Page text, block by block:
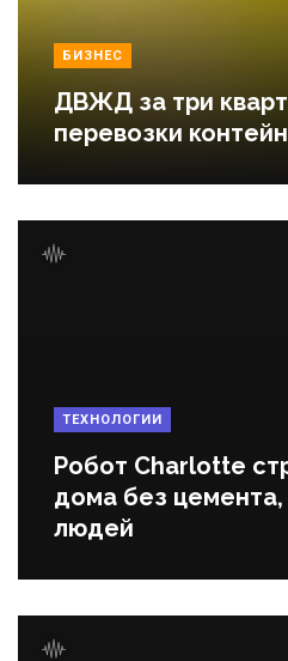
БИЗНЕС
ДВЖД за три
перевозки
ТЕХНОЛОГИИ
Робот Charlotte
дома без
людей